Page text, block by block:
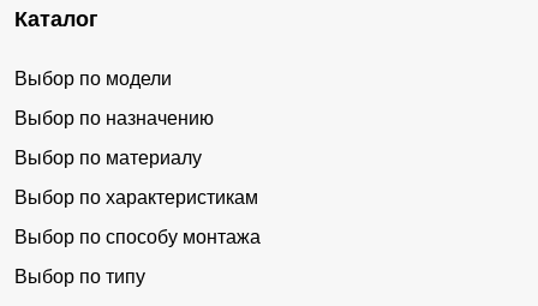
Каталог
Выбор по модели
Выбор по назначению
Выбор по материалу
Выбор по характеристикам
Выбор по способу монтажа
Выбор по типу